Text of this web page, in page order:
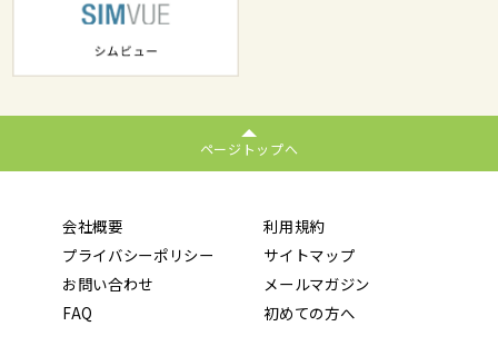
ページトップへ
会社概要
利用規約
プライバシーポリシー
サイトマップ
お問い合わせ
メールマガジン
FAQ
初めての方へ